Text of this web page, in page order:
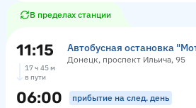
В пределах станции
11:15 Автобусная остановка
Донецк, проспект Ильича, 95
17 ч 45 м
в пути
06:00 прибытие на след. день